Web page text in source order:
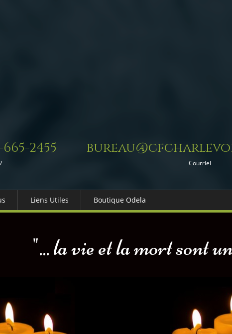
2455
Courriel
Liens Utiles
Services Gouv. et Autres
Boutique Odela
"... la vie et la mort sont